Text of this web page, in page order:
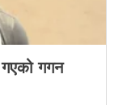
गगन